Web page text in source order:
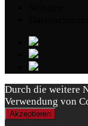
Durch die weitere
Verwendung von
Akzeptieren